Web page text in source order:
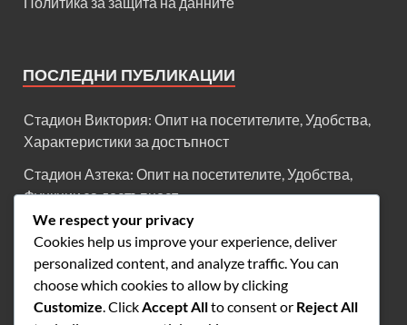
ПОСЛЕДНИ ПУБЛИКАЦИИ
Стадион Виктория: Опит на посетителите, Удобства,
Характеристики за достъпност
Стадион Азтека: Опит на посетителите, Удобства,
Функции за достъпност
Стадион Морелос: Архитектурен дизайн, Уникални
характеристики, Разпределение на местата
Стадион Университарио: История на откритията,
Забележителни моменти, Наследство
We respect your privacy
Cookies help us improve your experience, deliver
personalized content, and analyze traffic. You can
choose which cookies to allow by clicking
Customize . Click Accept Allto consent or Reject All